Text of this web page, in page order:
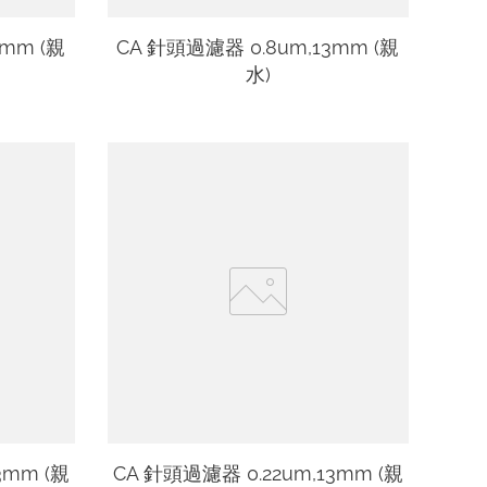
(親
CA 針頭過濾器 0.8um,13mm (親
水)
(親 CA 針頭過濾器 0.22um,13mm (親